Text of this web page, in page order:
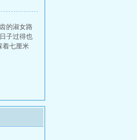
的淑女路
子过得也
七厘米